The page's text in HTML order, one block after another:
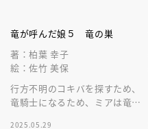
竜が呼んだ娘５ 竜の巣
著：柏葉 幸子
絵：佐竹 美保
行方不明のコキバを探すため、
竜騎士になるため、ミアは竜の
2025.05.29